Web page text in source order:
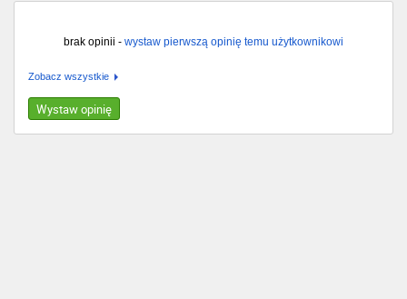
brak opinii - wystaw pierwszą opinię temu użytkownikowi
Zobacz wszystkie
Wystaw opinię